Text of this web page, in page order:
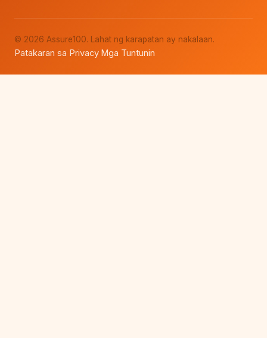
© 2026 Assure100. Lahat ng karapatan ay nakalaan.
Patakaran sa Privacy·Mga Tuntunin